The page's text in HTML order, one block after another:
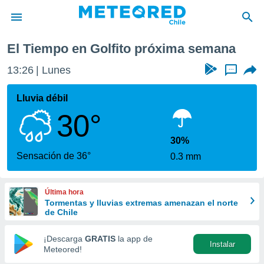
de
por
se
calidad.
a este
las
y
forma
digital
basada
El Tiempo en Golfito próxima semana
13:26 Lunes ...
Lluvia débil
30°
Sensación de 36°
30%
0.3 mm
Última hora
Tormentas y lluvias extremas amenazan el norte
de Chile
¡Descarga GRATIS la app de
Meteored!
Instalar